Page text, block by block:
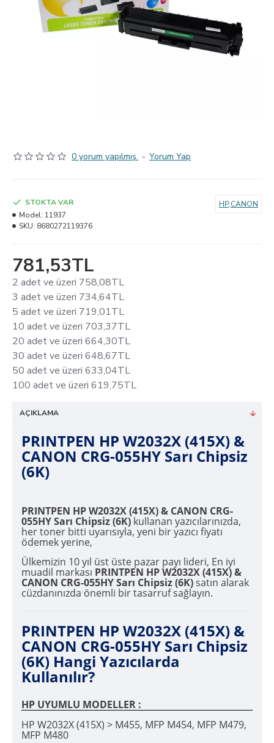
0 yorum yapılmış. - Yorum Yap
781,53TL
2 adet ve üzeri 758,08TL
3 adet ve üzeri 734,64TL
5 adet ve üzeri 719,01TL
10 adet ve üzeri 703,37TL
20 adet ve üzeri 664,30TL
30 adet ve üzeri 648,67TL
50 adet ve üzeri 633,04TL
100 adet ve üzeri 619,75TL
STOKTA VAR
Model: 11937
SKU: 8680272119376
HP;CANON
AÇIKLAMA
PRINTPEN HP W2032X (415X) &
CANON CRG-055HY Sarı Chipsiz
(6K)
PRINTPEN HP W2032X (415X) & CANON CRG-
055HY Sarı Chipsiz (6K) kullanan yazıcılarınızda,
her toner bitti uyarısıyla, yeni bir yazıcı fiyatı
ödemek yerine,
Ülkemizin 10 yıl üst üste pazar payı lideri, En iyi
muadil markası PRINTPEN HP W2032X (415X) &
CANON CRG-055HY Sarı Chipsiz (6K)satın alarak
cüzdanınızda önemli bir tasarruf sağlayın.
PRINTPEN HP W2032X (415X) &
CANON CRG-055HY Sarı Chipsiz
(6K) Hangi Yazıcılarda
Kullanılır?
HP UYUMLU MODELLER :
HP W2032X (415X) > M455, MFP M454, MFP M479,
MFP M480